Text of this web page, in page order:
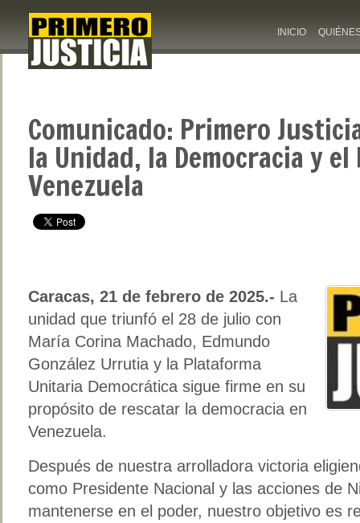
INICIO
Comunicado: Primero
la Unidad, la Democracia y el
Venezuela
Caracas, 21 de febrero de 2025.- La
unidad que triunfó el 28 de julio con
María Corina Machado, Edmundo
González Urrutia y la Plataforma
Unitaria Democrática sigue firme en su
propósito de rescatar la democracia en
Venezuela.
Después de nuestra arrolladora victoria
como Presidente Nacional y las acciones de
mantenerse en el poder, nuestro objetivo es